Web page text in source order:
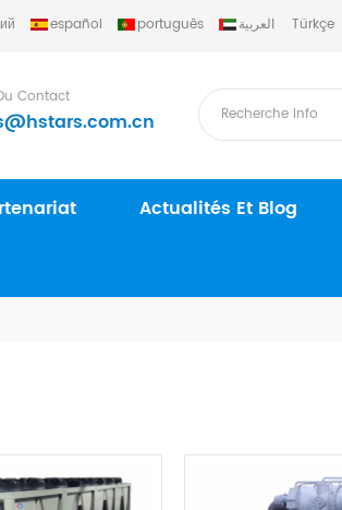
español português العربية Türkçe
Contact
Actualités Et Blog